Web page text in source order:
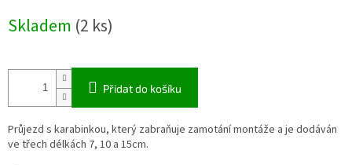
Skladem (2 ks)
Přidat do košíku
Průjezd s karabinkou, který zabraňuje zamotání montáže a je dodáván
ve třech délkách 7, 10 a 15cm.